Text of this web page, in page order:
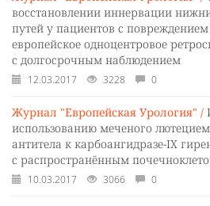
восстановлении иннервации
путей у пациентов с
европейское одноцентровое
с долгосрочным наблюдением
12.03.2017 3228 0
Журнал "Европейская Урология" /
использованию меченого
антитела к карбоангидразе-IX
с распространённым
10.03.2017 3066 0